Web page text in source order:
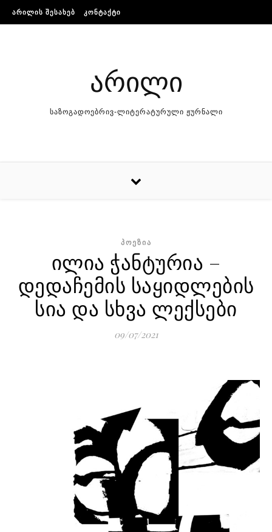
Skip to content
ᲐᲠᲘᲚᲘᲡ ᲨᲔᲡᲐᲮᲔᲑ ᲙᲝᲜᲢᲐᲥᲢᲘ
არილი
საზოგადოებრივ-ლიტერატურული ჟურნალი
ᲞᲝᲔᲖᲘᲐ
ილია ჭანტურია –
დედაჩემის საყიდლების
სია და სხვა ლექსები
09/07/2021